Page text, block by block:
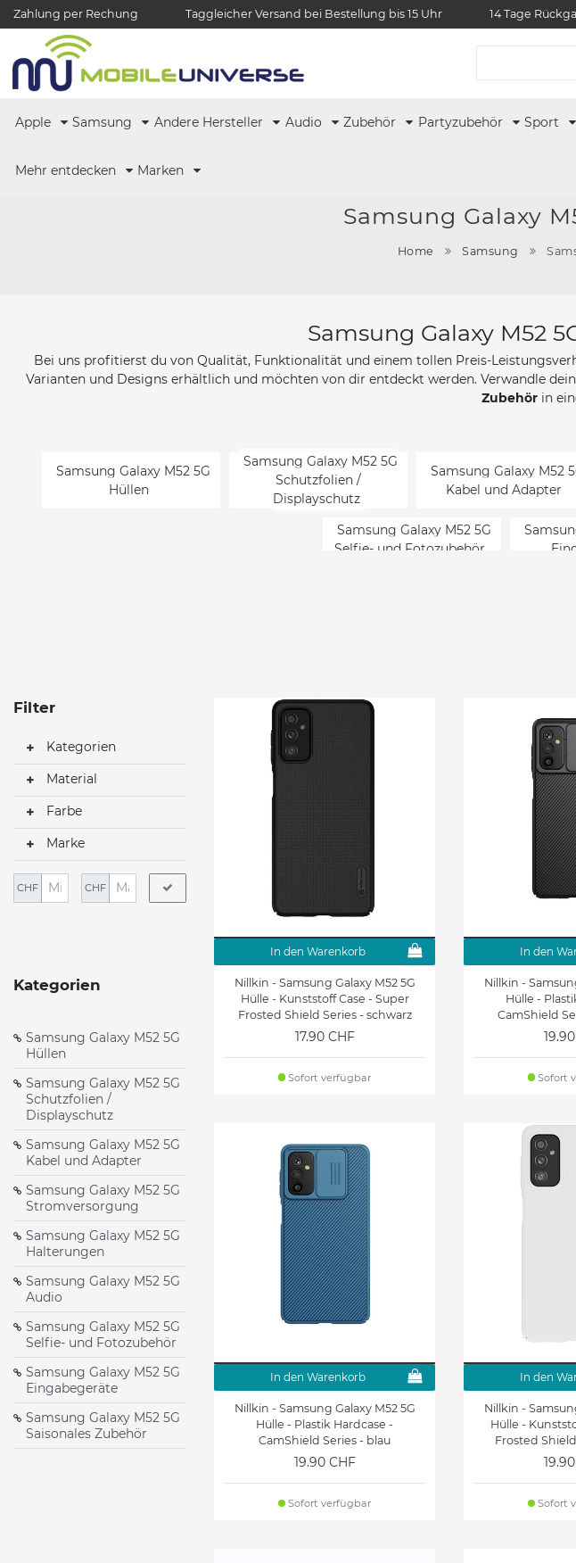
Zahlung per Rechung Taggleicher Versand bei Bestellung bis 15 Uhr 14 Tage
Apple Samsung Andere Hersteller Audio Zubehör Partyzubehör Sport
Mehr entdecken Marken
Samsung Galaxy
Home Samsung
Samsung Galaxy M52
Bei uns profitierst du von Qualität, Funktionalität und einem tollen Preis-
Varianten und Designs erhältlich und möchten von dir entdeckt werden. Verwandle
Zubehör in
Samsung Galaxy M52 5G
Hüllen
Samsung Galaxy M52 5G
Schutzfolien /
Displayschutz
Samsung Galaxy M52
Kabel und Adapter
Samsung Galaxy M52 5G
Selfie- und Fotozubehör
Filter
Kategorien
Material
Farbe
Marke
CHF CHF
Kategorien
Samsung Galaxy M52 5G
Hüllen
Samsung Galaxy M52 5G
Schutzfolien /
Displayschutz
Samsung Galaxy M52 5G
Kabel und Adapter
Samsung Galaxy M52 5G
Stromversorgung
Samsung Galaxy M52 5G
Halterungen
Samsung Galaxy M52 5G
Audio
Samsung Galaxy M52 5G
Selfie- und Fotozubehör
Samsung Galaxy M52 5G
Eingabegeräte
Samsung Galaxy M52 5G
Saisonales Zubehör
In den Warenkorb
Nillkin - Samsung Galaxy M52 5G
Hülle - Kunststoff Case - Super
Frosted Shield Series - schwarz
17.90 CHF
Sofort verfügbar
In den
Nillkin -
Hülle -
CamShield
Sofort
In den Warenkorb
Nillkin - Samsung Galaxy M52 5G
Hülle - Plastik Hardcase -
CamShield Series - blau
19.90 CHF
Sofort verfügbar
In den
Nillkin -
Hülle -
Frosted
Sofort